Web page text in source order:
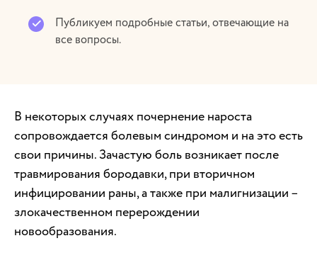
Публикуем подробные статьи, отвечающие на
все вопросы.
В некоторых случаях почернение нароста
сопровождается болевым синдромом и на это есть
свои причины. Зачастую боль возникает после
травмирования бородавки, при вторичном
инфицировании раны, а также при малигнизации –
злокачественном перерождении
новообразования.